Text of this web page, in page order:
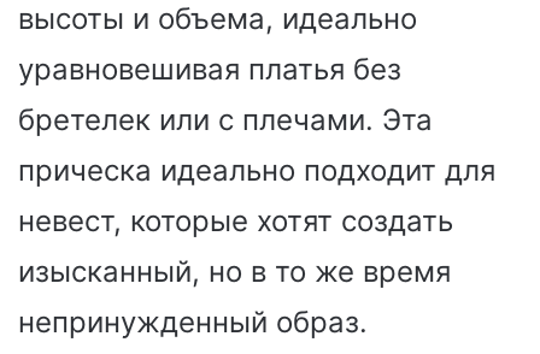
высоты и объема, идеально
уравновешивая платья без
бретелек или с плечами. Эта
прическа идеально подходит для
невест, которые хотят создать
изысканный, но в то же время
непринужденный образ.